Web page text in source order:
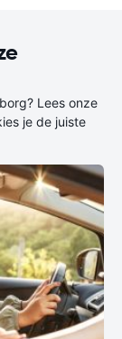
Lees onze
je de juiste